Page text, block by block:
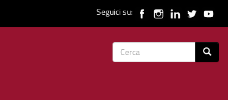
Seguici su:
Form